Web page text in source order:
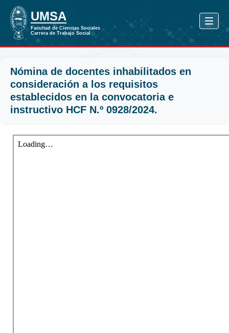
Nómina de docentes inhabilitados en
consideración a los requisitos
establecidos en la convocatoria e
instructivo HCF N.º 0928/2024.